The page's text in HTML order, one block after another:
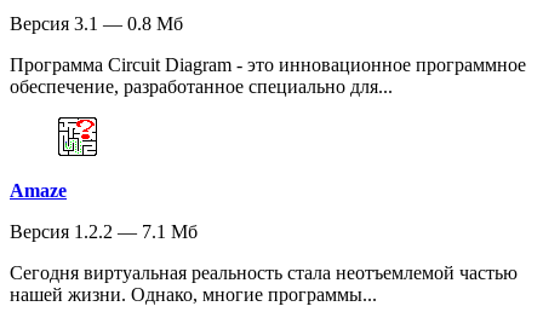
Версия 3.1 — 0.8 Мб
Программа Circuit Diagram - это инновационное программное
обеспечение, разработанное специально для...
Amaze
Версия 1.2.2 — 7.1 Мб
Сегодня виртуальная реальность стала неотъемлемой частью
нашей жизни. Однако, многие программы...